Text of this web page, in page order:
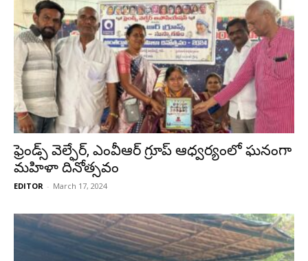
ఫ్రెండ్స్ వెల్ఫేర్, ఎంవీఆర్ గ్రూప్ ఆధ్వర్యంలో ఘనంగా
మహిళా దినోత్సవం
EDITOR - March 17, 2024